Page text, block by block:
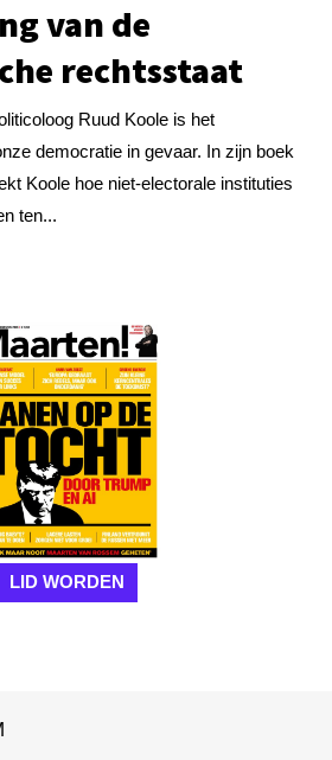
van de
rechtsstaat
Ruud Koole is het
democratie in gevaar. In zijn boek
Koole hoe niet-electorale instituties
ten...
LID WORDEN